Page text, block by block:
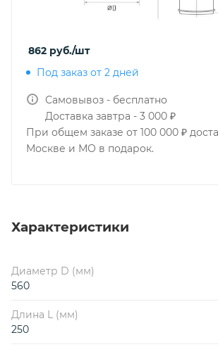
862 руб./шт
Под заказ от 2 дней
Самовывоз - бесплатно
Доставка завтра - 3 000 ₽
При общем заказе от 100 000 ₽
Москве и МО в подарок.
Характеристики
Диаметр D (мм)
560
Длина L (мм)
250